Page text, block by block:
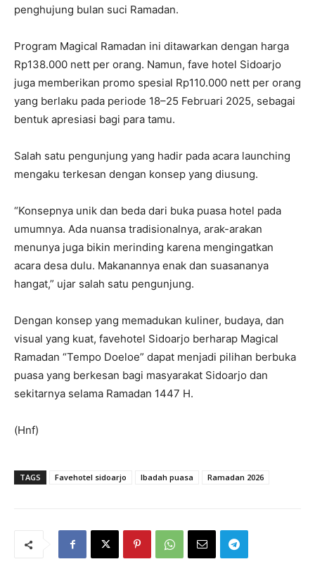
penghujung bulan suci Ramadan.
Program Magical Ramadan ini ditawarkan dengan harga
Rp138.000 nett per orang. Namun, fave hotel Sidoarjo
juga memberikan promo spesial Rp110.000 nett per orang
yang berlaku pada periode 18–25 Februari 2025, sebagai
bentuk apresiasi bagi para tamu.
Salah satu pengunjung yang hadir pada acara launching
mengaku terkesan dengan konsep yang diusung.
“Konsepnya unik dan beda dari buka puasa hotel pada
umumnya. Ada nuansa tradisionalnya, arak-arakan
menunya juga bikin merinding karena mengingatkan
acara desa dulu. Makanannya enak dan suasananya
hangat,” ujar salah satu pengunjung.
Dengan konsep yang memadukan kuliner, budaya, dan
visual yang kuat, favehotel Sidoarjo berharap Magical
Ramadan “Tempo Doeloe” dapat menjadi pilihan berbuka
puasa yang berkesan bagi masyarakat Sidoarjo dan
sekitarnya selama Ramadan 1447 H.
(Hnf)
TAGS Favehotel sidoarjo Ibadah puasa Ramadan 2026